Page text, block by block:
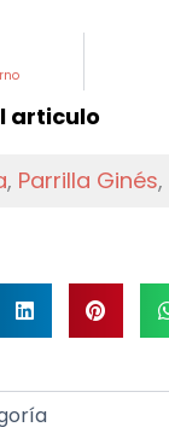
articulo
, Parrilla Ginés,